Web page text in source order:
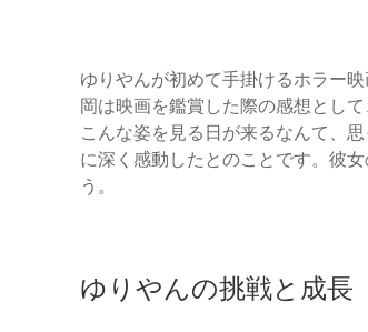
ゆりやんが初めて手掛けるホラー
岡は映画を鑑賞した際の感想とし
こんな姿を見る日が来るなんて、
に深く感動したとのことです。彼
う。
ゆりやんの挑戦と成長